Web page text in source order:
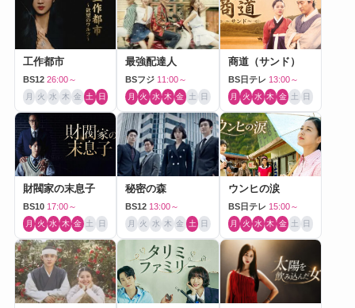
工作都市
BS12 26:00～
月 火 水 木 金 土 日
最強配達人
BSフジ 11:00～
月 火 水 木 金 土 日
商道（サンド）
BS日テレ 13:00～
月 火 水 木 金 土 日
財閥家の末息子
BS10 17:00～
月 火 水 木 金 土 日
秘密の森
BS12 13:00～
月 火 水 木 金 土 日
ウンヒの涙
BS日テレ 15:00～
月 火 水 木 金 土 日